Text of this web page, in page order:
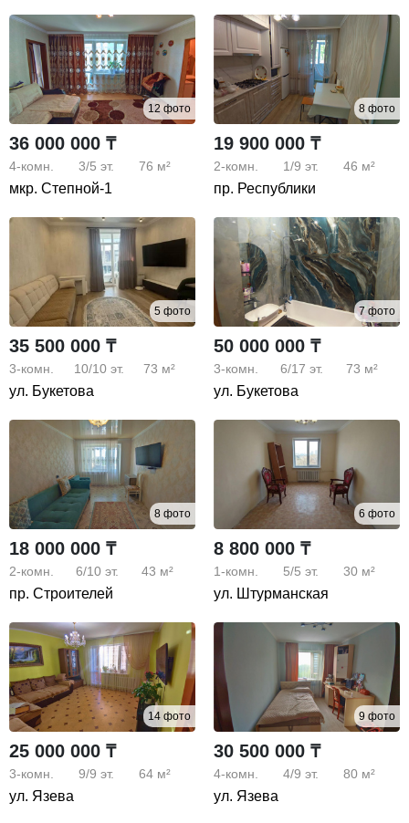
12 фото
36 000 000 ₸
4-комн. 3/5 эт. 76 м²
мкр. Степной-1
8 фото
19 900 000 ₸
2-комн. 1/9 эт. 46 м²
пр. Республики
5 фото
35 500 000 ₸
3-комн. 10/10 эт. 73 м²
ул. Букетова
7 фото
50 000 000 ₸
3-комн. 6/17 эт. 73 м²
ул. Букетова
8 фото
18 000 000 ₸
2-комн. 6/10 эт. 43 м²
пр. Строителей
6 фото
8 800 000 ₸
1-комн. 5/5 эт. 30 м²
ул. Штурманская
14 фото
25 000 000 ₸
3-комн. 9/9 эт. 64 м²
ул. Язева
9 фото
30 500 000 ₸
4-комн. 4/9 эт. 80 м²
ул. Язева